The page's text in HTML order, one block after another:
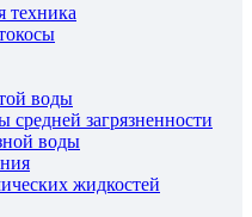
техника
воды
средней загрязненности
воды
жидкостей